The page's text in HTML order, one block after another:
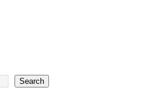
Search